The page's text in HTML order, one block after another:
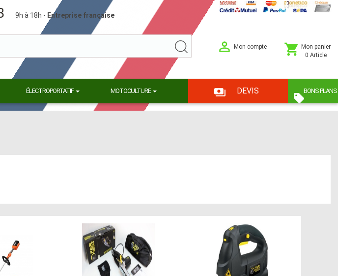
9h à 18h - Entreprise française
Mon compte
Mon panier
0 Article
ÉLECTROPORTATIF MOTOCULTURE DEVIS BONS PLANS